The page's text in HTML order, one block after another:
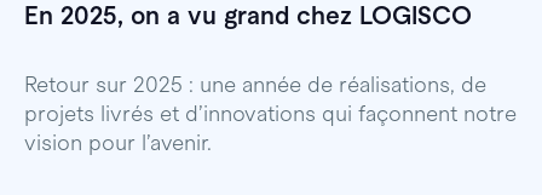
En 2025, on a vu grand chez LOGISCO
Retour sur 2025 : une année de réalisations, de
projets livrés et d’innovations qui façonnent notre
vision pour l’avenir.